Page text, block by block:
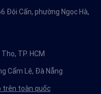
Đội Cấn, phường Ngọc Hà,
TP. HCM
Cẩm Lệ, Đà Nẵng
trên toàn quốc